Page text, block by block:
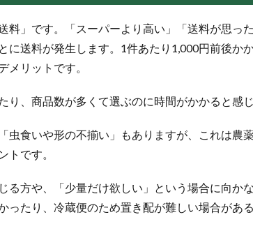
料」です。「スーパーより高い」「送料が思っ
に送料が発生します。1件あたり1,000円前後か
メリットです。
り、商品数が多くて選ぶのに時間がかかると感じ
虫食いや形の不揃い」もありますが、これは農
トです。
る方や、「少量だけ欲しい」という場合に向か
ったり、冷蔵便のため置き配が難しい場合があ